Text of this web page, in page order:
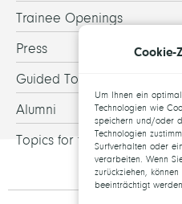
Trainee Openings
Press
Guided Tours
Alumni
Topics for theses
Cookie-
Um Ihnen ein
Technologien wie
speichern und/oder
Technologien
Surfverhalten oder
verarbeiten. Wenn
zurückziehen,
beeinträchtigt